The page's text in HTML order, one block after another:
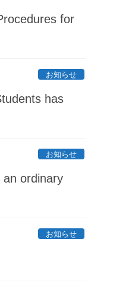
for
お知らせ
has
お知らせ
ordinary
お知らせ